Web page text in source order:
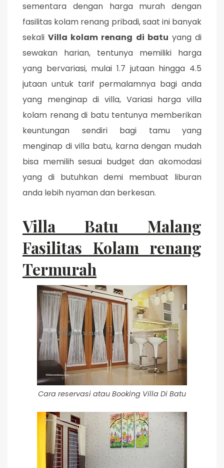
sementara dengan harga murah dengan
fasilitas kolam renang pribadi, saat ini banyak
sekaliVilla kolam renang di batu yang di
sewakan harian, tentunya memiliki harga
yang bervariasi, mulai 1.7 jutaan hingga 4.5
jutaan untuk tarif permalamnya bagi anda
yang menginap di villa, Variasi harga villa
kolam renang di batu tentunya memberikan
keuntungan sendiri bagi tamu yang
menginap di villa batu, karna dengan mudah
bisa memilih sesuai budget dan akomodasi
yang di butuhkan demi membuat liburan
anda lebih nyaman dan berkesan.
Villa Batu Malang
Fasilitas Kolam renang
Termurah
Cara reservasi atau Booking Villa Di Batu